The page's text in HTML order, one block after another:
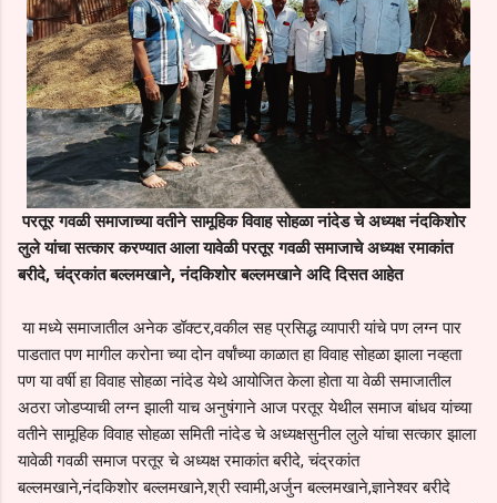
परतूर गवळी समाजाच्या वतीने सामूहिक विवाह सोहळा नांदेड चे अध्यक्ष नंदकिशोर
लुले यांचा सत्कार करण्यात आला यावेळी परतूर गवळी समाजाचे अध्यक्ष रमाकांत
बरीदे, चंद्रकांत बल्लमखाने, नंदकिशोर बल्लमखाने अदि दिसत आहेत
या मध्ये समाजातील अनेक डॉक्टर,वकील सह प्रसिद्ध व्यापारी यांचे पण लग्न पार
पाडतात पण मागील करोना च्या दोन वर्षांच्या काळात हा विवाह सोहळा झाला नव्हता
पण या वर्षी हा विवाह सोहळा नांदेड येथे आयोजित केला होता या वेळी समाजातील
अठरा जोडप्याची लग्न झाली याच अनुषंगाने आज परतूर येथील समाज बांधव यांच्या
वतीने सामूहिक विवाह सोहळा समिती नांदेड चे अध्यक्षसुनील लुले यांचा सत्कार झाला
यावेळी गवळी समाज परतूर चे अध्यक्ष रमाकांत बरीदे, चंद्रकांत
बल्लमखाने,नंदकिशोर बल्लमखाने,श्री स्वामी,अर्जुन बल्लमखाने,ज्ञानेश्वर बरीदे